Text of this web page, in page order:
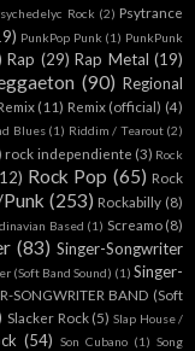
Rock (2) Psytrance
PunkPop Punk (1) PunkPunk
Rap (29) Rap Metal (19)
(90) Regional
(11) Remix (official) (4)
Blues (1) Riddim / Tearout (2)
rock independiente (3) Rock
Rock Pop (65) Rock
(253) Rockabilly (8)
Based (1) Screamo (8)
(83) Singer-Songwriter
(Soft Band Sound) (1) Singer-
SONGWRITER BAND (Soft
Slacker Rock (5) Slap House /
(54) Son Cubano (1) Song